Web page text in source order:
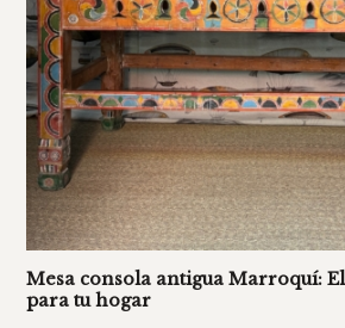
Mesa consola antigua Marroquí:
para tu hogar